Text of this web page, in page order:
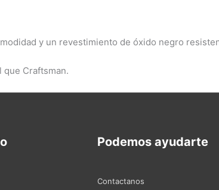
y un revestimiento de óxido negro
que Craftsman.
Podemos ayudarte
Contactanos